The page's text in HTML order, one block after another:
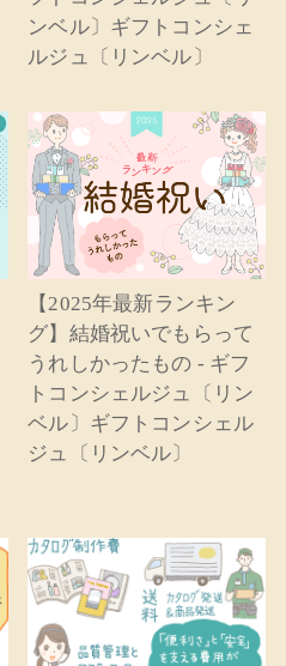
ンベル〕ギフトコンシェ
ルジュ〔リンベル〕
【2025年最新ランキン
グ】結婚祝いでもらって
うれしかったもの - ギフ
トコンシェルジュ〔リン
ベル〕ギフトコンシェル
ジュ〔リンベル〕